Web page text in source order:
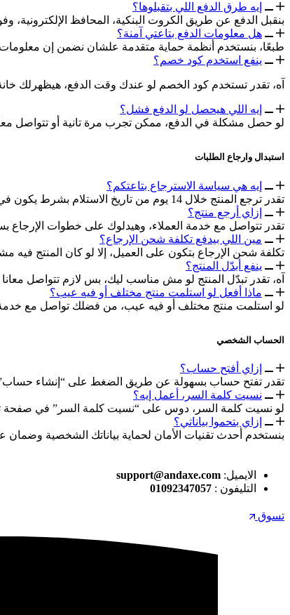
إيه طرق الدفع اللي بتقبلوها؟
بنقبل الدفع عن طريق الكروت البنكية، المحافظ الإلكترونية،
هل معلومات الدفع بتاعتي آمنة؟
طبعًا، بنستخدم أنظمة حماية متقدمة علشان نضمن إن معلومات
ينفع استخدم كود خصم؟
آه، تقدر تستخدم كود الخصم لو عندك وقت الدفع، هيظهرلك
إيه اللي هيحصل لو الدفع فشل؟
لو حصل مشكلة في الدفع، ممكن تجرب مرة تانية أو تتواصل
استبدال وارجاع الطلبات
إيه هي سياسة الاسترجاع بتاعتكم؟
تقدر ترجع المنتج خلال 14 يوم من تاريخ الاستلام بشرط يكون في حالته الأصلية.
إزاي أرجع منتج؟
تقدر تتواصل مع خدمة العملاء، وهيدلوك على خطوات الإرجاع
مين اللي بيدفع تكلفة شحن الإرجاع؟
تكلفة شحن الإرجاع بتكون على العميل، إلا لو كان المنتج فيه
ينفع أبدّل المنتج؟
آه، تقدر تبدّل المنتج لو مش مناسب ليك، بس لازم تتواصل
ماذا أفعل لو استلمت منتج مختلف أو فيه عيب؟
لو استلمت منتج مختلف أو فيه عيب، من فضلك تواصل مع خدمة العملاء خلال 24 ساعة وهنتابع معاك
الحساب الشخصي
إزاي أفتح حساب؟
تقدر تفتح حساب بسهولة عن طريق الضغط على “إنشاء حساب”
نسيت كلمة السر، أعمل إيه؟
لو نسيت كلمة السر، دوس على “نسيت كلمة السر” في صفحة
إزاي بتحموا بياناتي؟
بنستخدم أحدث تقنيات الأمان لحماية بياناتك الشخصية
الايميل: support@andaxe.com
التليفون : 01092347057
تسوق